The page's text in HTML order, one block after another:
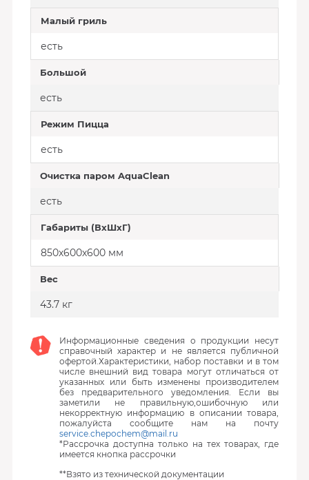
Малый гриль
есть
Большой
есть
Режим Пицца
есть
Очистка паром AquaClean
есть
Габариты (ВхШхГ)
850х600х600 мм
Вес
43.7 кг
Информационные сведения о продукции несут
справочный характер и не является публичной
офертой.Характеристики, набор поставки и в том
числе внешний вид товара могут отличаться от
указанных или быть изменены производителем
без предварительного уведомления. Если вы
заметили не правильную,ошибочную или
некорректную информацию в описании товара,
пожалуйста сообщите нам на почту
service.chepochem@mail.ru
*Рассрочка доступна только на тех товарах, где
имеется кнопка рассрочки
**Взято из технической документации